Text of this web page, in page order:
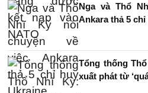
Nga và Thổ
Ankara thả 5
Tổng thống
xuất phát từ